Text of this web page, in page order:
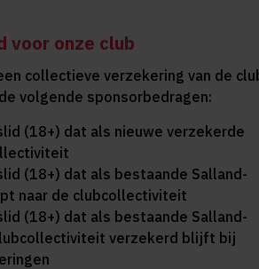
voor onze club
collectieve verzekering van de
volgende sponsorbedragen:
(18+) dat als nieuwe verzekerde
(18+) dat als bestaande Salland-
naar de clubcollectiviteit
(18+) dat als bestaande Salland-
verzekerd blijft bij